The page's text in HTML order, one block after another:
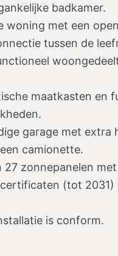
badkamer.
woning met een
tussen de
maatkasten en
garage met extra
camionette.
27 zonnepanelen met
(tot 2031)
is conform.